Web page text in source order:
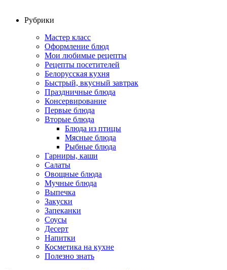
Рубрики
Мастер класс
Оформление блюд
Мои любимые рецепты
Рецепты посетителей
Белорусская кухня
Быстрый, вкусный завтрак
Праздничные блюда
Консервирование
Первые блюда
Вторые блюда
Блюда из птицы
Мясные блюда
Рыбные блюда
Гарниры, каши
Салаты
Овощные блюда
Мучные блюда
Выпечка
Закуски
Запеканки
Соусы
Десерт
Напитки
Косметика на кухне
Полезно знать